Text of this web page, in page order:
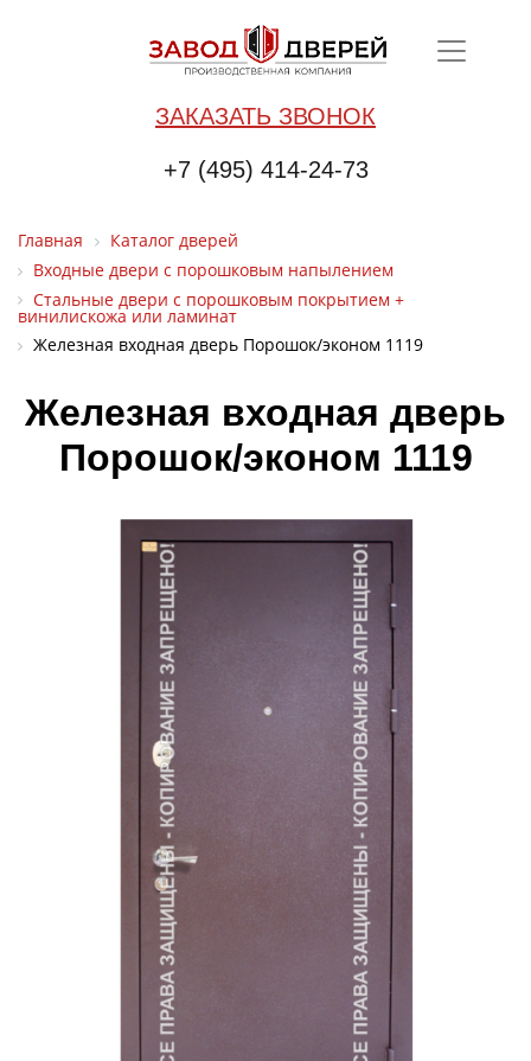
ЗАКАЗАТЬ ЗВОНОК
+7 (495) 414-24-73
Главная
Каталог дверей
Входные двери с порошковым напылением
Стальные двери с порошковым покрытием +
винилискожа или ламинат
Железная входная дверь Порошок/эконом 1119
Железная входная дверь
Порошок/эконом 1119